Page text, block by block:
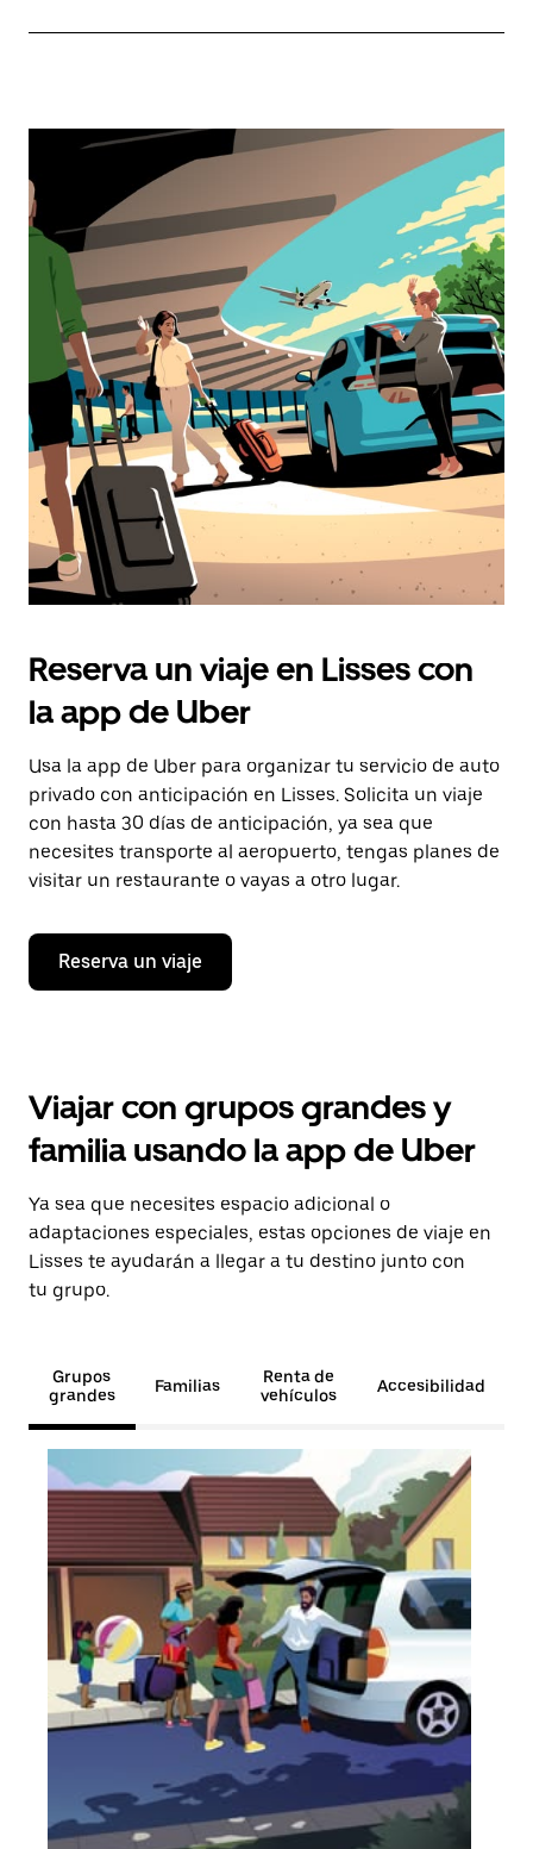
Reserva un viaje en Lisses con
la app de Uber
Usa la app de Uber para organizar tu servicio de auto
privado con anticipación en Lisses. Solicita un viaje
con hasta 30 días de anticipación, ya sea que
necesites transporte al aeropuerto, tengas planes de
visitar un restaurante o vayas a otro lugar.
Reserva un viaje
Viajar con grupos grandes y
familia usando la app de Uber
Ya sea que necesites espacio adicional o
adaptaciones especiales, estas opciones de viaje en
Lisses te ayudarán a llegar a tu destino junto con
tu grupo.
Grupos
grandes
Familias
Renta de
vehículos
Accesibilidad